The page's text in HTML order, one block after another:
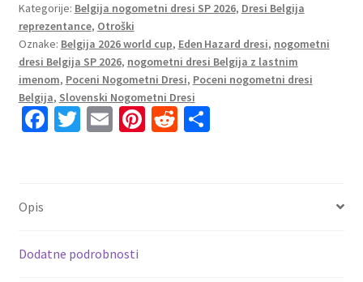
#10
Belgija
Domači
SP
2026
količina
Kategorije: Belgija nogometni dresi SP 2026, Dresi Belgija
reprezentance, Otroški
Oznake: Belgija 2026 world cup, Eden Hazard dresi, nogometni
dresi Belgija SP 2026, nogometni dresi Belgija z lastnim
imenom, Poceni Nogometni Dresi, Poceni nogometni dresi
Belgija, Slovenski Nogometni Dresi
Fa
k
T E Pi R S
Opis
Dodatne podrobnosti